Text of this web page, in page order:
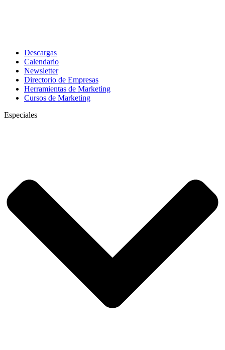
Descargas
Calendario
Newsletter
Directorio de Empresas
Herramientas de Marketing
Cursos de Marketing
Especiales